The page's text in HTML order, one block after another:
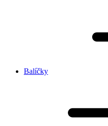
Balíčky